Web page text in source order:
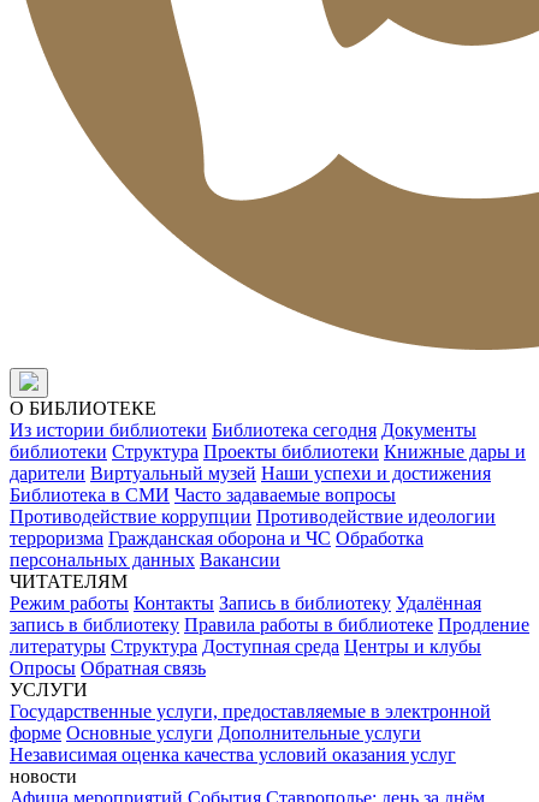
О БИБЛИОТЕКЕ
Из истории библиотеки Библиотека сегодня Документы
библиотеки Структура Проекты библиотеки Книжные дары и
дарители Виртуальный музей Наши успехи и достижения
Библиотека в СМИ Часто задаваемые вопросы
Противодействие коррупции Противодействие идеологии
терроризма Гражданская оборона и ЧС Обработка
персональных данных Вакансии
ЧИТАТЕЛЯМ
Режим работы Контакты Запись в библиотеку Удалённая
запись в библиотеку Правила работы в библиотеке Продление
литературы Структура Доступная среда Центры и клубы
Опросы Обратная связь
УСЛУГИ
Государственные услуги, предоставляемые в электронной
форме Основные услуги Дополнительные услуги
Независимая оценка качества условий оказания услуг
новости
Афиша мероприятий События Ставрополье: день за днём